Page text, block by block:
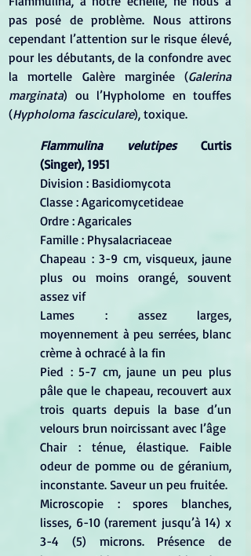
pas posé de problème. Nous attirons
cependant l’attention sur le risque élevé,
pour les débutants, de la confondre avec
la mortelle Galère marginée (Galerina
marginata) ou l’Hypholome en touffes
(Hypholoma fasciculare), toxique.
Flammulina velutipes Curtis
(Singer), 1951
Division : Basidiomycota
Classe : Agaricomycetideae
Ordre : Agaricales
Famille : Physalacriaceae
Chapeau : 3-9 cm, visqueux, jaune
plus ou moins orangé, souvent
assez vif
Lames : assez larges,
moyennement à peu serrées, blanc
crème à ochracé à la fin
Pied : 5-7 cm, jaune un peu plus
pâle que le chapeau, recouvert aux
trois quarts depuis la base d’un
velours brun noircissant avec l’âge
Chair : ténue, élastique. Faible
odeur de pomme ou de géranium,
inconstante. Saveur un peu fruitée.
Microscopie : spores blanches,
lisses, 6-10 (rarement jusqu’à 14) x